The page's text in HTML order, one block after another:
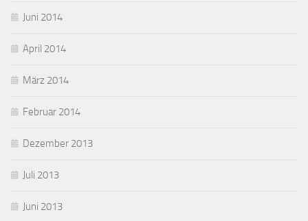
Juni 2014
April 2014
März 2014
Februar 2014
Dezember 2013
Juli 2013
Juni 2013